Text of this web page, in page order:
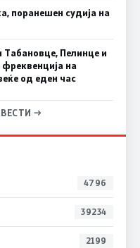
поранешен судија на
Табановце, Пелинце и
на
од еден час
→
4796
39234
2199